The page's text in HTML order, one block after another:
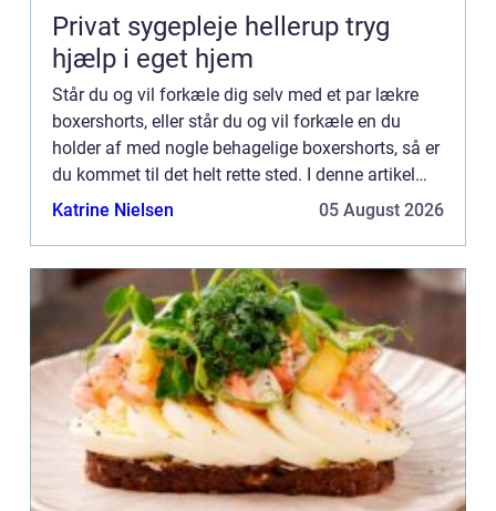
Privat sygepleje hellerup tryg
hjælp i eget hjem
Står du og vil forkæle dig selv med et par lækre
boxershorts, eller står du og vil forkæle en du
holder af med nogle behagelige boxershorts, så er
du kommet til det helt rette sted. I denne artikel
hjælper vi...
Katrine Nielsen 05 August 2026